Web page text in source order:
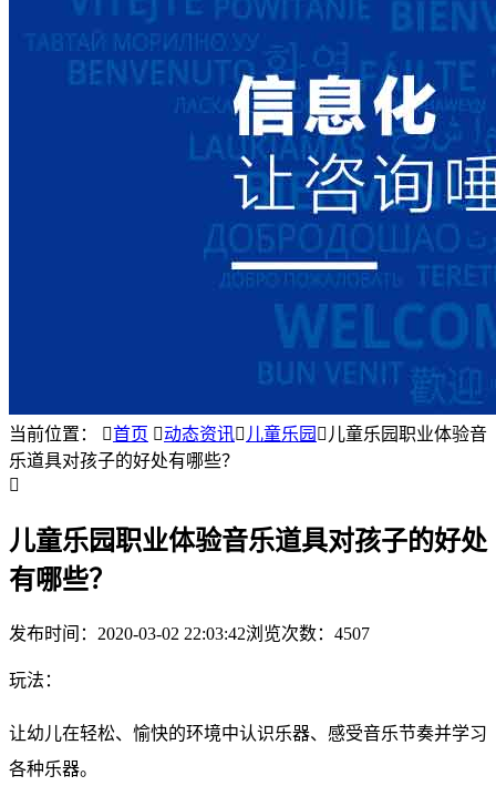
当前位置： 首页 动态资讯 儿童乐园  儿童乐园职业体验音
乐道具对孩子的好处有哪些？

儿童乐园职业体验音乐道具对孩子的好处
有哪些？
发布时间： 2020-03-02 22:03:42浏览次数：4507
玩法：
让幼儿在轻松、愉快的环境中认识乐器、感受音乐节奏并学习
各种乐器。